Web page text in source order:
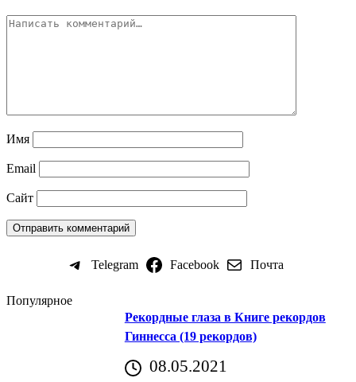
Имя
Email
Сайт
Telegram Facebook Почта
Популярное
Рекордные глаза в Книге рекордов
Гиннесса (19 рекордов)
08.05.2021